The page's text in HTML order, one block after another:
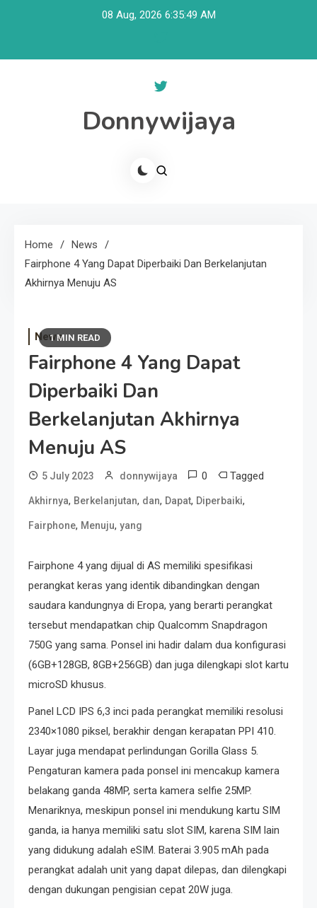
08 Aug, 2026 6:35:49 AM
Donnywijaya
Home
News
Fairphone 4 Yang Dapat Diperbaiki Dan Berkelanjutan
Akhirnya Menuju AS
1 MIN READ
News
Fairphone 4 Yang Dapat
Diperbaiki Dan
Berkelanjutan Akhirnya
Menuju AS
5 July 2023 donnywijaya 0 Tagged
Akhirnya, Berkelanjutan, dan, Dapat, Diperbaiki,
Fairphone, Menuju, yang
Fairphone 4 yang dijual di AS memiliki spesifikasi
perangkat keras yang identik dibandingkan dengan
saudara kandungnya di Eropa, yang berarti perangkat
tersebut mendapatkan chip Qualcomm Snapdragon
750G yang sama. Ponsel ini hadir dalam dua konfigurasi
(6GB+128GB, 8GB+256GB) dan juga dilengkapi slot kartu
microSD khusus.
Panel LCD IPS 6,3 inci pada perangkat memiliki resolusi
2340×1080 piksel, berakhir dengan kerapatan PPI 410.
Layar juga mendapat perlindungan Gorilla Glass 5.
Pengaturan kamera pada ponsel ini mencakup kamera
belakang ganda 48MP, serta kamera selfie 25MP.
Menariknya, meskipun ponsel ini mendukung kartu SIM
ganda, ia hanya memiliki satu slot SIM, karena SIM lain
yang didukung adalah eSIM. Baterai 3.905 mAh pada
perangkat adalah unit yang dapat dilepas, dan dilengkapi
dengan dukungan pengisian cepat 20W juga.